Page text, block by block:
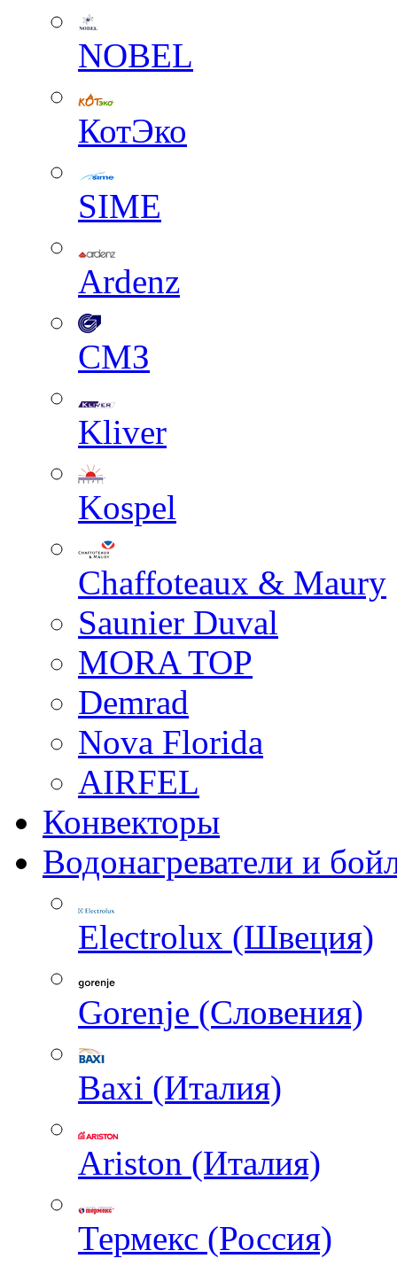
NOBEL
КотЭко
SIME
Ardenz
СМЗ
Kliver
Kospel
Chaffoteaux & Maury
Saunier Duval
MORA TOP
Demrad
Nova Florida
AIRFEL
Конвекторы
Водонагреватели и
Electrolux (Швеция)
Gorenje (Словения)
Baxi (Италия)
Ariston (Италия)
Термекс (Россия)